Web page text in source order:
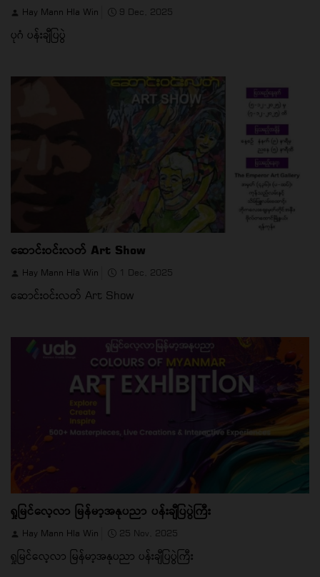
Hay Mann Hla Win 9 Dec, 2025
ပုဂံ ပန်းချီပြပွဲ
ဆောင်းဝင်းလတ် Art Show
Hay Mann Hla Win 1 Dec, 2025
ဆောင်းဝင်းလတ် Art Show
ရှုမြင်လေ့လာ မြန်မာ့အနုပညာ ပန်းချီပြပွဲကြီး
Hay Mann Hla Win 25 Nov, 2025
ရှုမြင်လေ့လာ မြန်မာ့အနုပညာ ပန်းချီပြပွဲကြီး